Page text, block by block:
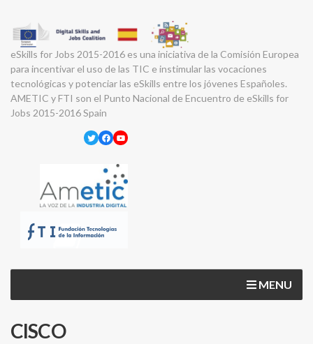
eSkills for Jobs 2015-2016 es una iniciativa de la Comisión Europea
para incentivar el uso de las TIC e instimular las vocaciones
tecnológicas y potenciar las eSkills entre los jóvenes Españoles.
AMETIC y FTI son el Punto Nacional de Encuentro de eSkills for
Jobs 2015-2016 Spain
Twitter
Facebook
YouTube
MENU
CISCO